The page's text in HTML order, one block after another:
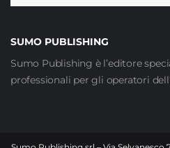
SUMO PUBLISHING
Sumo Publishing è l’editore
professionali per gli operatori